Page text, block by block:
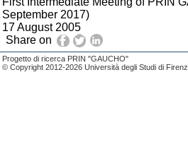
September 2017)
17 August 2005
Share on
Progetto di ricerca PRIN "GAUCHO"
© Copyright 2012-2026 Università degli Studi di